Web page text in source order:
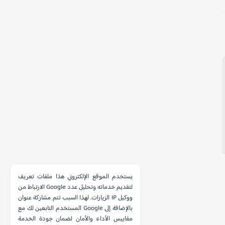
يستخدم الموقع الإلكتروني هذا ملفات تعريف
الارتباط من Google لتقديم خدماته وتحليل عدد
الزيارات. لهذا السبب تتم مشاركة عنوان IP ووكيل
المستخدم التابعين لك مع Google بالإضافة إلى
مقاييس الأداء والأمان لضمان جودة الخدمة